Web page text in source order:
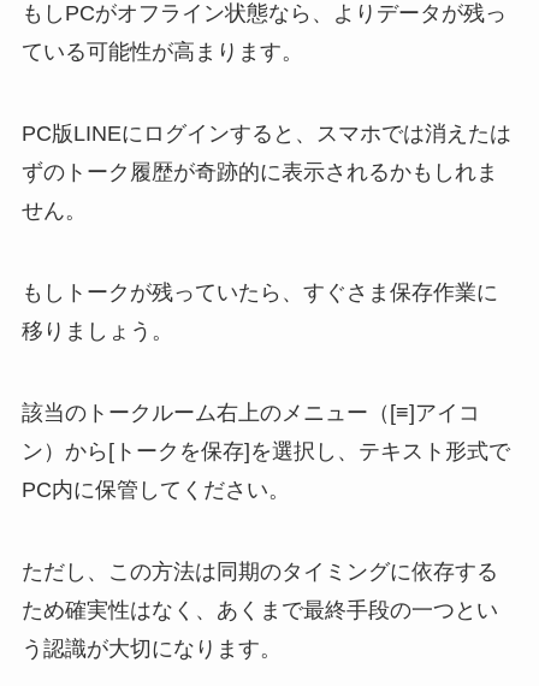
もしPCがオフライン状態なら、よりデータが残っ
ている可能性が高まります。
PC版LINEにログインすると、スマホでは消えたは
ずのトーク履歴が奇跡的に表示されるかもしれま
せん。
もしトークが残っていたら、すぐさま保存作業に
移りましょう。
該当のトークルーム右上のメニュー（[≡]アイコ
ン）から[トークを保存]を選択し、テキスト形式で
PC内に保管してください。
ただし、この方法は同期のタイミングに依存する
ため確実性はなく、あくまで最終手段の一つとい
う認識が大切になります。